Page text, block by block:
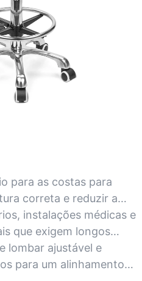
para as costas para
correta e reduzir a
prolongados em
instalações médicas e
que exigem longos
lombar ajustável e
para um alinhamento